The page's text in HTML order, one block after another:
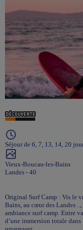
Séjour de 6, 7, 13, 14, 20
Vieux-Boucau-les-Bains
Landes - 40
Original Surf Camp : Vis le
Bains, au cœur des Landes
ambiance surf camp. Entre
d’une immersion totale